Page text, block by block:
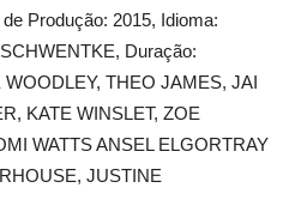
Produção: 2015, Idioma:
Duração:
THEO JAMES, JAI
KATE WINSLET, ZOE
WATTS ANSEL ELGORTRAY
JUSTINE